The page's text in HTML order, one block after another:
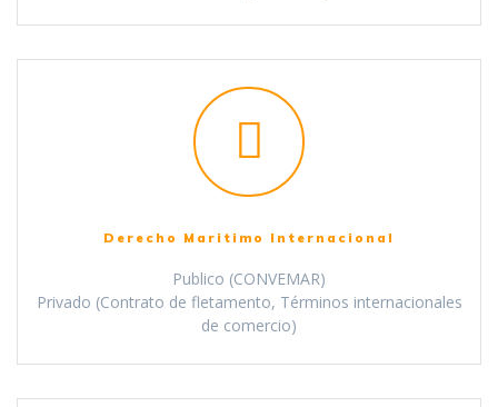
Derecho Maritimo Internacional
Publico (CONVEMAR)
Privado (Contrato de fletamento, Términos internacionales
de comercio)